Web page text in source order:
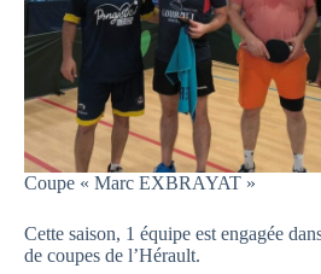
Coupe « Marc EXBRAYAT »
Cette saison, 1 équipe est engagée
de coupes de l’Hérault.